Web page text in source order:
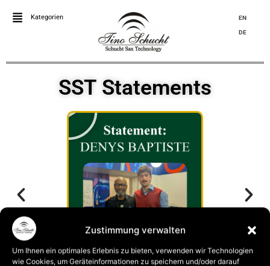
Zustimmung verwalten
Um Ihnen ein optimales Erlebnis zu bieten, verwenden wir Technologien
wie Cookies, um Geräteinformationen zu speichern und/oder darauf
Kategorien EN
DE
SST Statements